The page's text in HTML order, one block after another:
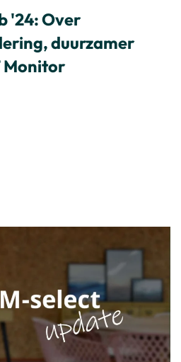
'24: Over
duurzamer
Monitor